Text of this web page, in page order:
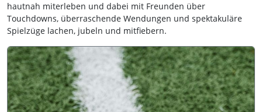
hautnah miterleben und dabei mit Freunden über
Touchdowns, überraschende Wendungen und spektakuläre
Spielzüge lachen, jubeln und mitfiebern.